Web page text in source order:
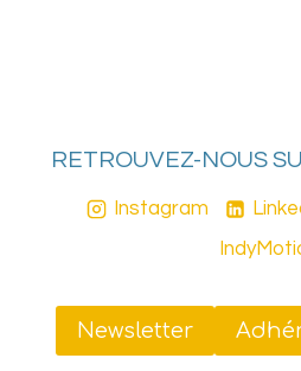
RETROUVEZ-NOUS
Instagram
Newsletter